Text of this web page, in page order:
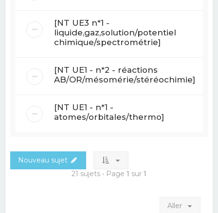
[NT UE3 n*1 -
liquide,gaz,solution/potentiel
chimique/spectrométrie]
[NT UE1 - n*2 - réactions
AB/OR/mésomérie/stéréochimie]
[NT UE1 - n*1 -
atomes/orbitales/thermo]
Nouveau sujet
21 sujets • Page 1 sur 1
Aller